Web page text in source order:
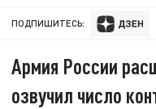
ПОДПИШИТЕСЬ:
Армия России
озвучил число